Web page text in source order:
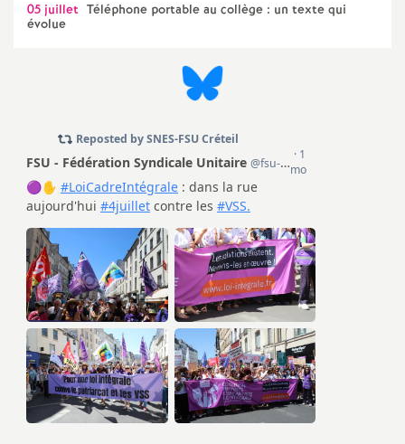
05 juillet Téléphone portable au collège : un texte qui
évolue